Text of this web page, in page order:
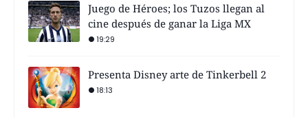
Juego de Héroes; los Tuzos llegan al
cine después de ganar la Liga MX
19:29
Presenta Disney arte de Tinkerbell 2
18:13